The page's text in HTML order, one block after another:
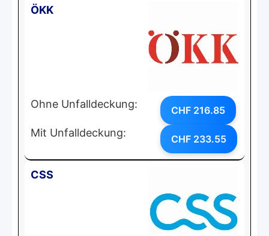
ÖKK
Ohne Unfalldeckung: CHF 216.85
Mit Unfalldeckung: CHF 233.55
CSS